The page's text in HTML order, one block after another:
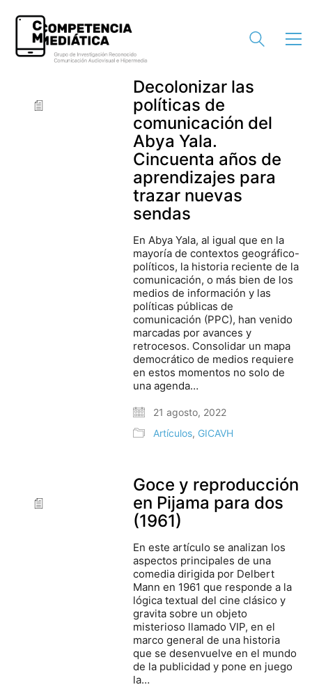
Decolonizar las
políticas de
comunicación del
Abya Yala.
Cincuenta años de
aprendizajes para
trazar nuevas
sendas
En Abya Yala, al igual que en la
mayoría de contextos geográfico-
políticos, la historia reciente de la
comunicación, o más bien de los
medios de información y las
políticas públicas de
comunicación (PPC), han venido
marcadas por avances y
retrocesos. Consolidar un mapa
democrático de medios requiere
en estos momentos no solo de
una agenda…
21 agosto, 2022
Artículos, GICAVH
Goce y reproducción
en Pijama para dos
(1961)
En este artículo se analizan los
aspectos principales de una
comedia dirigida por Delbert
Mann en 1961 que responde a la
lógica textual del cine clásico y
gravita sobre un objeto
misterioso llamado VIP, en el
marco general de una historia
que se desenvuelve en el mundo
de la publicidad y pone en juego
la…